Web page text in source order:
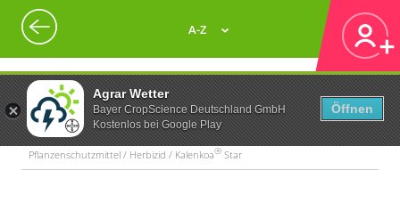
Agrar Wetter
Bayer CropScience Deutschland GmbH
Kostenlos bei Google Play
Öffnen
A-Z
Pflanzenschutzmittel / Herbizid / Kalenkoa® Star